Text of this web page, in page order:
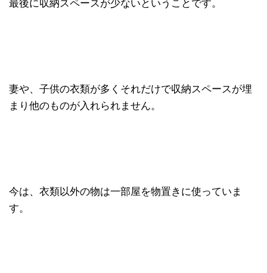
最後に収納スペースが少ないということです。
妻や、子供の衣類が多くそれだけで収納スペースが埋
まり他のものが入れられません。
今は、衣類以外の物は一部屋を物置きに使っていま
す。